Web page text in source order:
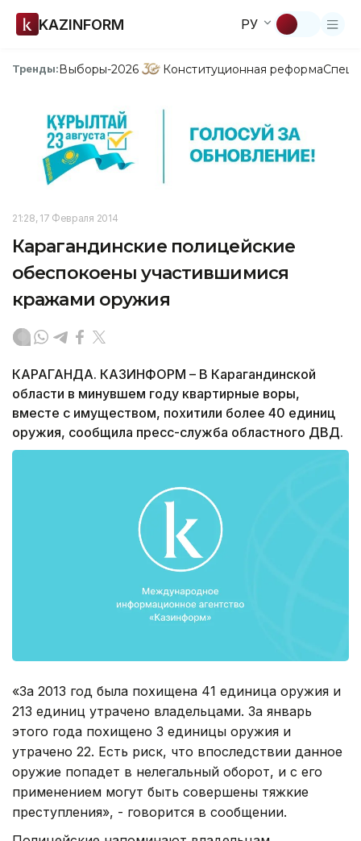
KAZINFORM РУ
Тренды:Выборы-2026 Конституционная реформа
21:28, 17 Февраля 2014
Карагандинские полицейские
обеспокоены участившимися
кражами оружия
КАРАГАНДА. КАЗИНФОРМ – В Карагандинской
области в минувшем году квартирные воры,
вместе с имуществом, похитили более 40 единиц
оружия, сообщила пресс-служба областного ДВД.
«За 2013 год была похищена 41 единица оружия и
213 единиц утрачено владельцами. За январь
этого года похищено 3 единицы оружия и
утрачено 22. Есть риск, что впоследствии данное
оружие попадет в нелегальный оборот, и с его
применением могут быть совершены тяжкие
преступления», - говорится в сообщении.